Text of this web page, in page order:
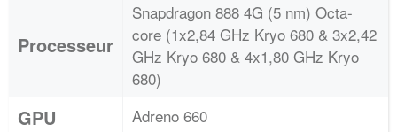
Processeur
Snapdragon 888 4G (5 nm) Octa-
core (1x2,84 GHz Kryo 680 & 3x2,42
GHz Kryo 680 & 4x1,80 GHz Kryo
680)
GPU Adreno 660